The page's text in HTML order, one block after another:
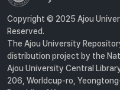
Copyright © 2025 Ajou
Reserved.
The Ajou University
distribution project by the
Ajou University Central
206, Worldcup-ro,